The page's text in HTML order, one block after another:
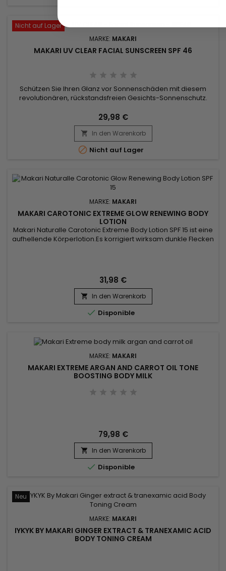
Nicht auf Lager
MARKE: MAKARI
MAKARI UV CLEAR FACIAL SUNSCREEN SPF 46
Schützen Sie Ihren Glanz vor Sonnenschäden mit diesem
revolutionären, rückstandsfreien Gesichts-Sonnenschutz.
Lichtschutzfaktor 46 trägt dazu bei, die Haut vor schädlichen
UVB- und UVA-Strahlen zu schützen, die vorzeitige Linien und
Fältchen verursachen können.Es wird für alle Hauttypen
empfohlen....
29,98 €
 In den Warenkorb
 Nicht auf Lager
MARKE: MAKARI
MAKARI CAROTONIC EXTREME GLOW RENEWING BODY
LOTION
Makari Naturalle Carotonic Extreme Body Lotion SPF 15 ist eine
aufhellende Körperlotion.Es korrigiert wirksam dunkle Flecken
Carotonic Lightening Body Milk enthält klärende...
31,98 €
 In den Warenkorb
 Disponible
MARKE: MAKARI
MAKARI EXTREME ARGAN AND CARROT OIL TONE
BOOSTING BODY MILK
79,98 €
 In den Warenkorb
 Disponible
Neu
MARKE: MAKARI
IYKYK BY MAKARI GINGER EXTRACT & TRANEXAMIC ACID
BODY TONING CREAM